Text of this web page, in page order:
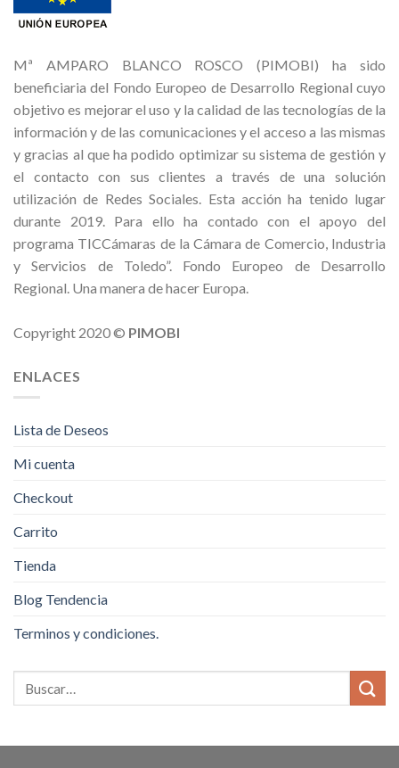
Mª AMPARO BLANCO ROSCO (PIMOBI) ha sido
beneficiaria del Fondo Europeo de Desarrollo Regional cuyo
objetivo es mejorar el uso y la calidad de las tecnologías de la
información y de las comunicaciones y el acceso a las mismas
y gracias al que ha podido optimizar su sistema de gestión y
el contacto con sus clientes a través de una solución
utilización de Redes Sociales. Esta acción ha tenido lugar
durante 2019. Para ello ha contado con el apoyo del
programa TICCámaras de la Cámara de Comercio, Industria
y Servicios de Toledo”. Fondo Europeo de Desarrollo
Regional. Una manera de hacer Europa.
Copyright 2020 © PIMOBI
ENLACES
Lista de Deseos
Mi cuenta
Checkout
Carrito
Tienda
Blog Tendencia
Terminos y condiciones.